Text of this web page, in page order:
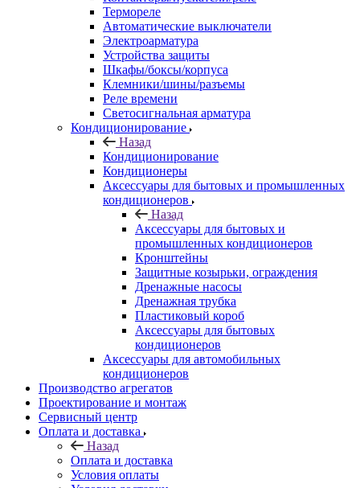
Термореле
Автоматические выключатели
Электроарматура
Устройства защиты
Шкафы/боксы/корпуса
Клемники/шины/разъемы
Реле времени
Светосигнальная арматура
Кондиционирование
Назад
Кондиционирование
Кондиционеры
Аксессуары для бытовых и промышленных
кондиционеров
Назад
Аксессуары для бытовых и
промышленных кондиционеров
Кронштейны
Защитные козырьки, ограждения
Дренажные насосы
Дренажная трубка
Пластиковый короб
Аксессуары для бытовых
кондиционеров
Аксессуары для автомобильных
кондиционеров
Производство агрегатов
Проектирование и монтаж
Сервисный центр
Оплата и доставка
Назад
Оплата и доставка
Условия оплаты